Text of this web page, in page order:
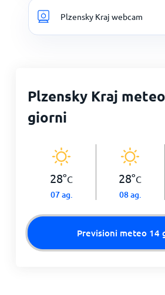
Plzensky Kraj webcam
Plzensky Kraj
giorni
28°C
07 ag.
28°C
08 ag.
Previsioni meteo 14